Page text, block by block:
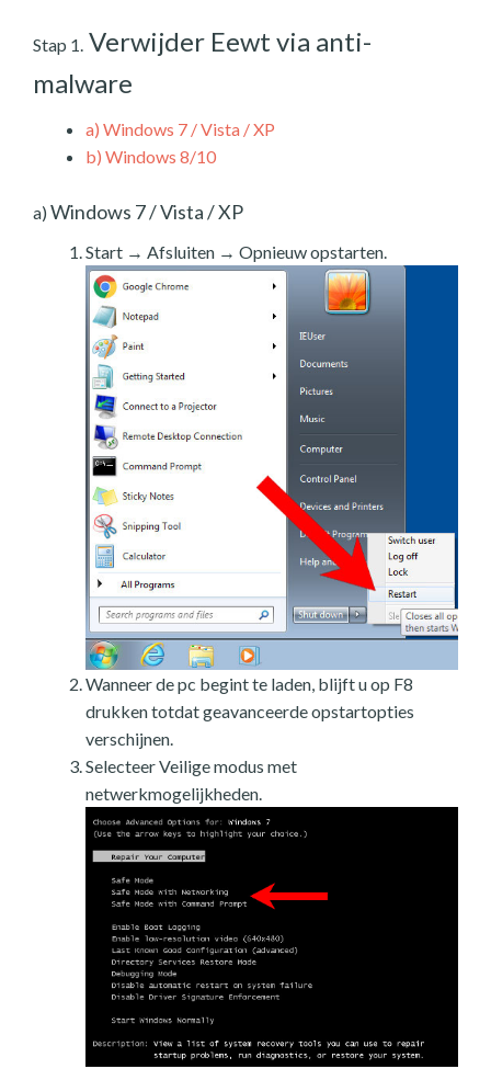
Stap 1. Verwijder Eewt via anti-
malware
a) Windows 7 / Vista / XP
b) Windows 8/10
a) Windows 7 / Vista / XP
Start → Afsluiten → Opnieuw opstarten.
Wanneer de pc begint te laden, blijft u op F8
drukken totdat geavanceerde opstartopties
verschijnen.
Selecteer Veilige modus met
netwerkmogelijkheden.